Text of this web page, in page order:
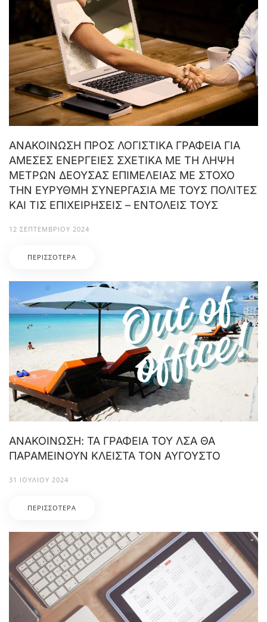
ΑΝΑΚΟΙΝΩΣΗ ΠΡΟΣ ΛΟΓΙΣΤΙΚΑ ΓΡΑΦΕΙΑ ΓΙΑ
ΑΜΕΣΕΣ ΕΝΕΡΓΕΙΕΣ ΣΧΕΤΙΚΑ ΜΕ ΤΗ ΛΗΨΗ
ΜΕΤΡΩΝ ΔΕΟΥΣΑΣ ΕΠΙΜΕΛΕΙΑΣ ΜΕ ΣΤΟΧΟ
ΤΗΝ ΕΥΡΥΘΜΗ ΣΥΝΕΡΓΑΣΙΑ ΜΕ ΤΟΥΣ ΠΟΛΙΤΕΣ
ΚΑΙ ΤΙΣ ΕΠΙΧΕΙΡΗΣΕΙΣ – ΕΝΤΟΛΕΙΣ ΤΟΥΣ
12 ΣΕΠΤΕΜΒΡΊΟΥ 2024
ΠΕΡΙΣΣΌΤΕΡΑ
ΑΝΑΚΟΙΝΩΣΗ: ΤΑ ΓΡΑΦΕΙΑ ΤΟΥ ΛΣΑ ΘΑ
ΠΑΡΑΜΕΙΝΟΥΝ ΚΛΕΙΣΤΑ ΤΟΝ ΑΥΓΟΥΣΤΟ
31 ΙΟΥΛΊΟΥ 2024
ΠΕΡΙΣΣΌΤΕΡΑ